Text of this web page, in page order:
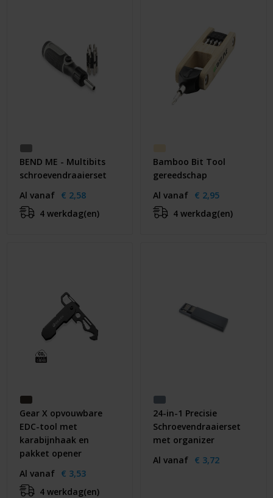
BEND ME - Multibits
schroevendraaierset
Al vanaf € 2,58
4 werkdag(en)
Bamboo Bit Tool
gereedschap
Al vanaf € 2,95
4 werkdag(en)
Gear X opvouwbare
EDC-tool met
karabijnhaak en
pakket opener
Al vanaf € 3,53
4 werkdag(en)
24-in-1 Precisie
Schroevendraaierset
met organizer
Al vanaf € 3,72